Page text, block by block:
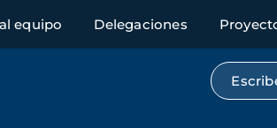
equipo Delegaciones